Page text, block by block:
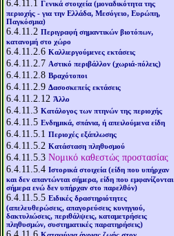
6.4.11.1 Γενικά στοιχεία (μοναδικότητα της
περιοχής - για την Ελλάδα, Μεσόγειο, Ευρώπη,
Παγκόσμια)
6.4.11.2 Περιγραφή σημαντικών βιοτόπων,
κατανομή στο χώρο
6.4.11.2.6 Καλλιεργούμενες εκτάσεις
6.4.11.2.7 Αστικό περιβάλλον (χωριά-πόλεις)
6.4.11.2.8 Βραχότοποι
6.4.11.2.9 Δασοσκεπείς εκτάσεις
6.4.11.2.12 Άλλο
6.4.11.3 Κατάλογος των πτηνών της περιοχής
6.4.11.5 Ενδημικά, σπάνια, ή απειλούμενα είδη
6.4.11.5.1 Περιοχές εξάπλωσης
6.4.11.5.2 Κατάσταση πληθυσμού
6.4.11.5.3 Νομικό καθεστώς προστασίας
6.4.11.5.4 Ιστορικά στοιχεία (είδη που υπήρχαν
και δεν απαντώνται σήμερα, είδη που εμφανίζονται
σήμερα ενώ δεν υπήρχαν στο παρελθόν)
6.4.11.5.5 Ειδικές δραστηριότητες
(απελευθερώσεις, απαγορεύσεις κυνηγιού,
δακτυλιώσεις, περιθάλψεις, καταμετρήσεις
πληθυσμών, συστηματικές παρατηρήσεις)